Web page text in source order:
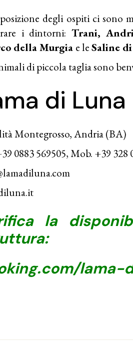
degli ospiti ci sono
i dintorni: Trani,
della Murgia e leSaline
di piccola taglia sono
di Luna
Montegrosso, Andria (BA)
0883 569505, Mob. +39 328
la
lama-